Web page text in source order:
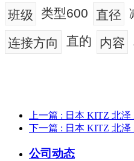
班级 类型600 直径
连接方向 直的 内容
上一篇 : 日本 KITZ 北泽
下一篇 : 日本 KITZ 北泽
公司动态